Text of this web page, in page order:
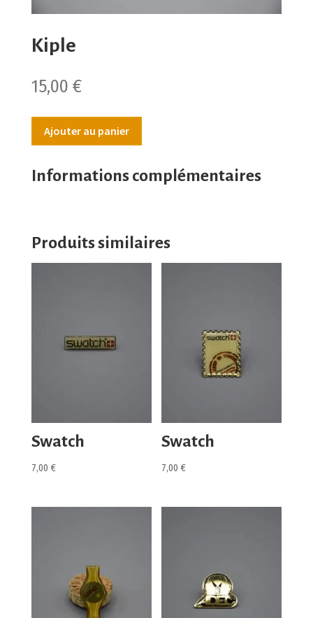
Kiple
15,00 €
Ajouter au panier
Informations complémentaires
Produits similaires
Swatch
7,00 €
Swatch
7,00€